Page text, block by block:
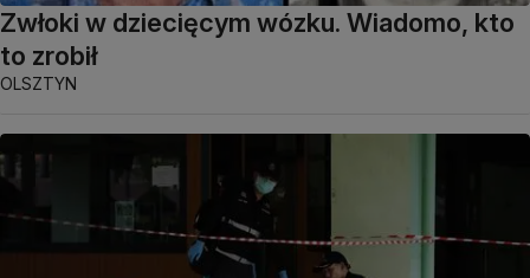
Zwłoki w dziecięcym wózku. Wiadomo, kto
to zrobił
OLSZTYN